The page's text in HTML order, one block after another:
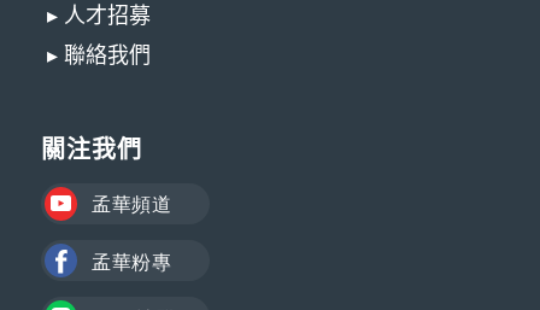
▸ 人才招募
▸ 聯絡我們
關注我們